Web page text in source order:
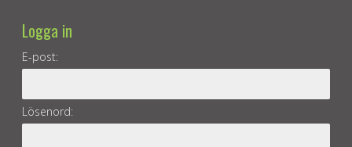
Logga in
E-post:
Lösenord: